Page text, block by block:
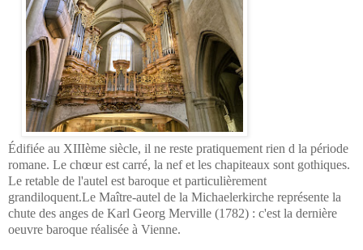
Édifiée au XIIIème siècle, il ne reste pratiquement rien d la période
romane. Le chœur est carré, la nef et les chapiteaux sont gothiques.
Le retable de l'autel est baroque et particulièrement
grandiloquent.Le Maître-autel de la Michaelerkirche représente la
chute des anges de Karl Georg Merville (1782) : c'est la dernière
oeuvre baroque réalisée à Vienne.